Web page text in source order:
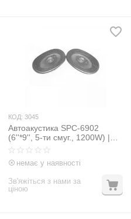
КОД: 3045
Автоакустика SPС-6902
(6''*9'', 5-ти смуг., 1200W) |
автомобільна акустика
колонки
немає у наявності
Зв'яжіться з нами за
ціною